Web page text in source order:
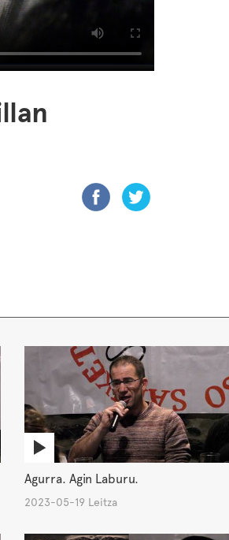
Agurra. Agin Laburu.
2023-05-19 Leitza